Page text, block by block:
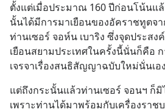
ตั้งแต่เมื่อประมาณ 160 ปีก่อนโน้นแ
นั้นได้มีการมาเยือนของอัคราชทูตจ
ท่านเซอร์ จอห์น เบาริง ซึ่งจุดประสง
เยือนสยามประเทศในครั้งนี้นั่นก็คือ
เจรจาเรื่องสนธิสัญญาฉบับใหม่นั่นเอง
แต่ถึงกระนั้นแล้วท่านเซอร์ จอนฯ ก็มิ
เพราะท่านได้มาพร้อมกับเครื่องรา